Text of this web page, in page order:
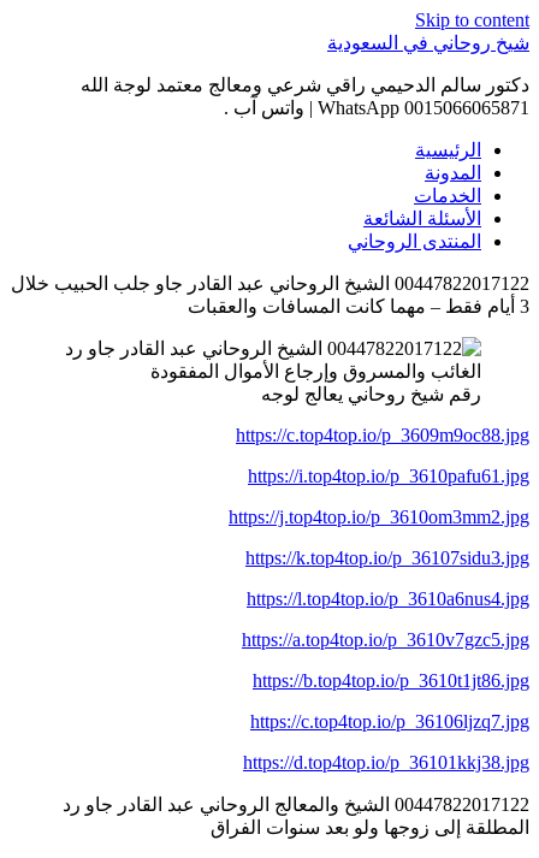
Skip to content
شيخ روحاني في السعودية
دكتور سالم الدحيمي راقي شرعي ومعالج معتمد لوجة الله
0015066065871 WhatsApp | واتس آب .
الرئيسية
المدونة
الخدمات
الأسئلة الشائعة
المنتدى الروحاني
00447822017122 الشيخ الروحاني عبد القادر جاو جلب الحبيب خلال
3 أيام فقط – مهما كانت المسافات والعقبات
رقم شيخ روحاني يعالج لوجه
https://c.top4top.io/p_3609m9oc88.jpg
https://i.top4top.io/p_3610pafu61.jpg
https://j.top4top.io/p_3610om3mm2.jpg
https://k.top4top.io/p_36107sidu3.jpg
https://l.top4top.io/p_3610a6nus4.jpg
https://a.top4top.io/p_3610v7gzc5.jpg
https://b.top4top.io/p_3610t1jt86.jpg
https://c.top4top.io/p_36106ljzq7.jpg
https://d.top4top.io/p_36101kkj38.jpg
00447822017122 الشيخ والمعالج الروحاني عبد القادر جاو رد
المطلقة إلى زوجها ولو بعد سنوات الفراق